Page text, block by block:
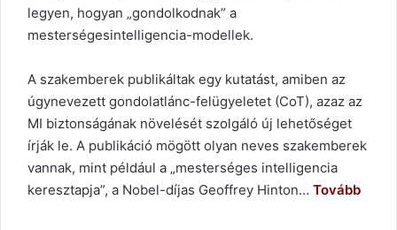
legyen, hogyan „gondolkodnak” a
mesterségesintelligencia-modellek.
A szakemberek publikáltak egy kutatást, amiben az
úgynevezett gondolatlánc-felügyeletet (CoT), azaz az
MI biztonságának növelését szolgáló új lehetőséget
írják le. A publikáció mögött olyan neves szakemberek
vannak, mint például a „mesterséges intelligencia
keresztapja”, a Nobel-díjas Geoffrey Hinton… Tovább